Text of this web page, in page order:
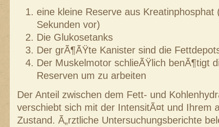
eine kleine Reserve aus Kreatinphosphat
Sekunden vor)
Die Glukosetanks
Der grÃ¶ÃŸte Kanister sind die
Der Muskelmotor schlieÃŸlich benÃ¶tigt
Reserven um zu arbeiten
Der Anteil zwischen dem Fett- und
verschiebt sich mit der IntensitÃ¤t und Ihrem
Zustand. Ã„rztliche Untersuchungsberichte